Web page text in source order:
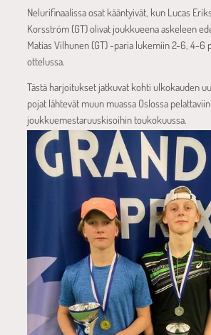
Nelurifinaalissa osat kääntyivät, kun Lucas
Korsström (GT) olivat joukkueena askeleen
Matias Vilhunen (GT) -paria lukemiin 2-6, 4-6
ottelussa.
Tästä harjoitukset jatkuvat kohti ulkokauden
pojat lähtevät muun muassa Oslossa
joukkuemestaruuskisoihin toukokuussa.